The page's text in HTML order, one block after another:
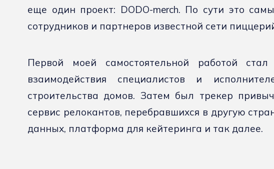
еще один проект: DODO-merch. По сути это
сотрудников и партнеров известной сети
Первой моей самостоятельной работой стал
взаимодействия специалистов и
строительства домов. Затем был трекер
сервис релокантов, перебравшихся в другую
данных, платформа для кейтеринга и так далее.